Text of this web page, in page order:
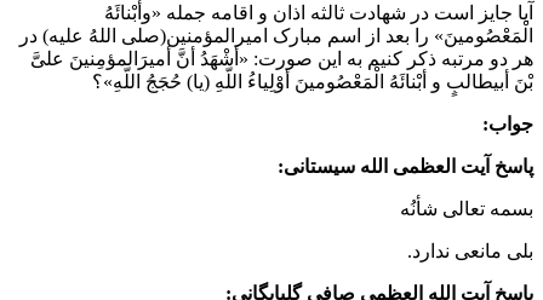
آیا جایز است در شهادت ثالثه اذان و اقامه جمله «وأبْنائَهُ
الْمَعْصُومینَ» را بعد از اسم مبارک امیرالمؤمنین(صلی اللهُ علیه) در
هر دو مرتبه ذکر کنیم به این صورت: «أشْهَدُ أنَّ أمیرَالمؤمِنینَ علیَّ
بْنَ أبیطالبٍ و أبْنائَهُ الْمَعْصُومینَ أوْلِیاءُ اللّهِ (یا) حُجَجُ اللّهِ»؟
جواب:
پاسخ آیت العظمی الله سیستانی:
بسمه تعالی شأنُه
بلی مانعی ندارد.
پاسخ آیت الله العظمی صافی گلپایگانی: